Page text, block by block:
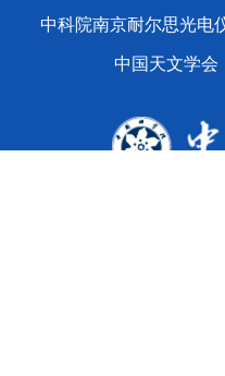
中科院南京耐尔思光电
中国天文学会